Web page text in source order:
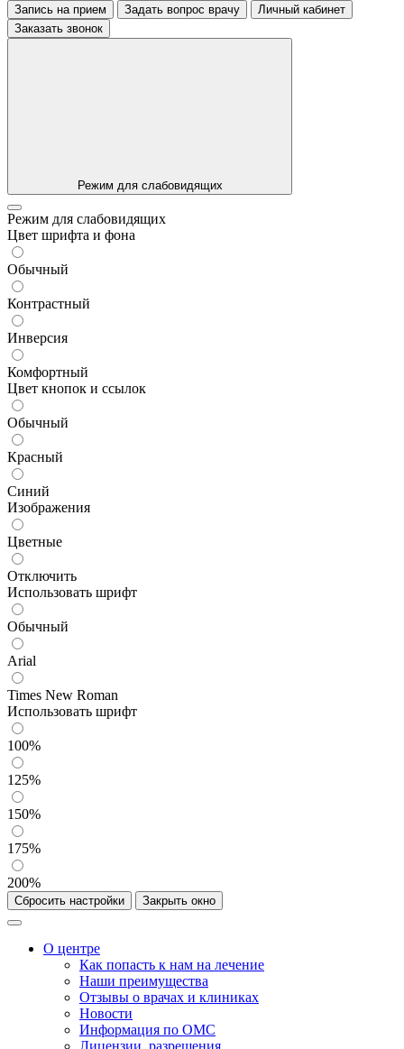
Запись на прием Задать вопрос врачу
Личный кабинет
Заказать звонок
Режим для слабовидящих
Режим для слабовидящих
Цвет шрифта и фона
Обычный
Контрастный
Инверсия
Комфортный
Цвет кнопок и ссылок
Обычный
Красный
Синий
Изображения
Цветные
Отключить
Использовать шрифт
Обычный
Arial
Times New Roman
Использовать шрифт
100%
125%
150%
175%
200%
Сбросить настройки Закрыть окно
О центре
Как попасть к нам на лечение
Наши преимущества
Отзывы о врачах и клиниках
Новости
Информация по ОМС
Лицензии, разрешения